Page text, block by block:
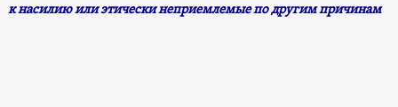
к насилию или этически неприемлемые по другим причинам